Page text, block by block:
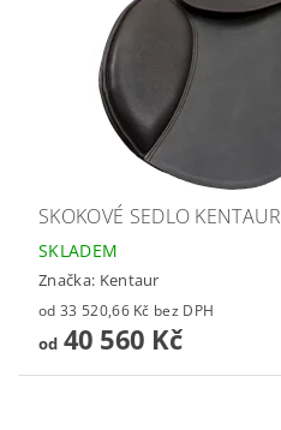
SKOKOVÉ SEDLO
SKLADEM
Značka: Kentaur
od 33 520,66 Kč bez DPH
od40 560 Kč